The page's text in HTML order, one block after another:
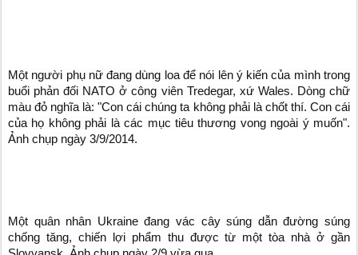
Một người phụ nữ đang dùng loa để nói lên ý kiến của mình trong
buổi phản đối NATO ở công viên Tredegar, xứ Wales. Dòng chữ
màu đỏ nghĩa là: "Con cái chúng ta không phải là chốt thí. Con cái
của họ không phải là các mục tiêu thương vong ngoài ý muốn".
Ảnh chụp ngày 3/9/2014.
Một quân nhân Ukraine đang vác cây súng dẫn đường súng
chống tăng, chiến lợi phẩm thu được từ một tòa nhà ở gần